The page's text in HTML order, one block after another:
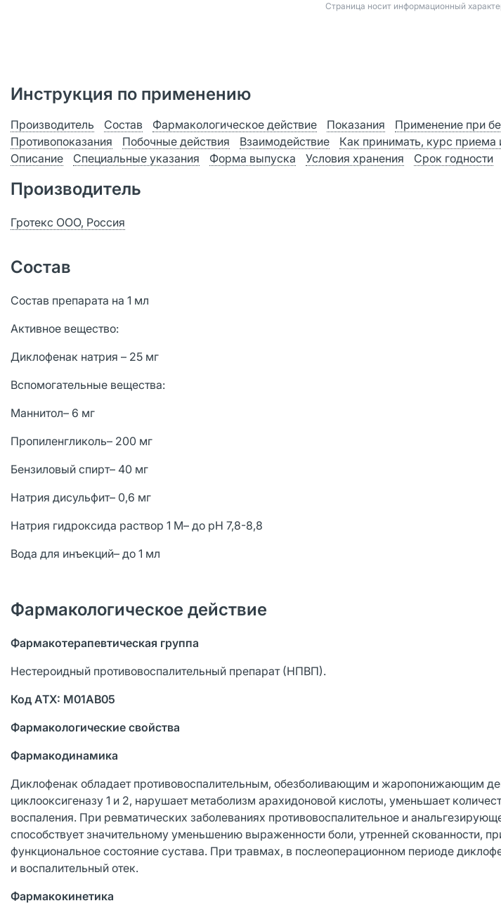
Страница носит информационный
Инструкция по применению
Производитель Состав Фармакологическое действие Показания
Применение при
Противопоказания
Побочные действия Взаимодействие Как принимать, курс приема
Описание
Специальные указания Форма выпуска Условия хранения Срок годности
Производитель
Гротекс ООО, Россия
Состав
Состав препарата на 1 мл
Активное вещество:
Диклофенак натрия – 25 мг
Вспомогательные вещества:
Маннитол– 6 мг
Пропиленгликоль– 200 мг
Бензиловый спирт– 40 мг
Натрия дисульфит– 0,6 мг
Натрия гидроксида раствор 1 М– до рН 7,8-8,8
Вода для инъекций– до 1 мл
Фармакологическое действие
Фармакотерапевтическая группа
Нестероидный противовоспалительный препарат (НПВП).
Код АТХ: М01АВ05
Фармакологические свойства
Фармакодинамика
Диклофенак обладает противовоспалительным, обезболивающим и жаропонижающим
циклооксигеназу 1 и 2, нарушает метаболизм арахидоновой кислоты, уменьшает
воспаления. При ревматических заболеваниях противовоспалительное и
способствует значительному уменьшению выраженности боли, утренней скованности,
функциональное состояние сустава. При травмах, в послеоперационном периоде
и воспалительный отек.
Фармакокинетика